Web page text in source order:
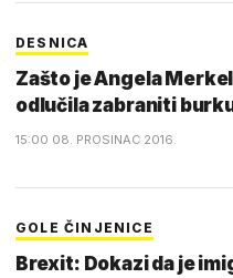
DESNICA
Zašto je Angela
odlučila zabraniti
15:00 08. PROSINAC 2016.
GOLE ČINJENICE
Brexit: Dokazi da je